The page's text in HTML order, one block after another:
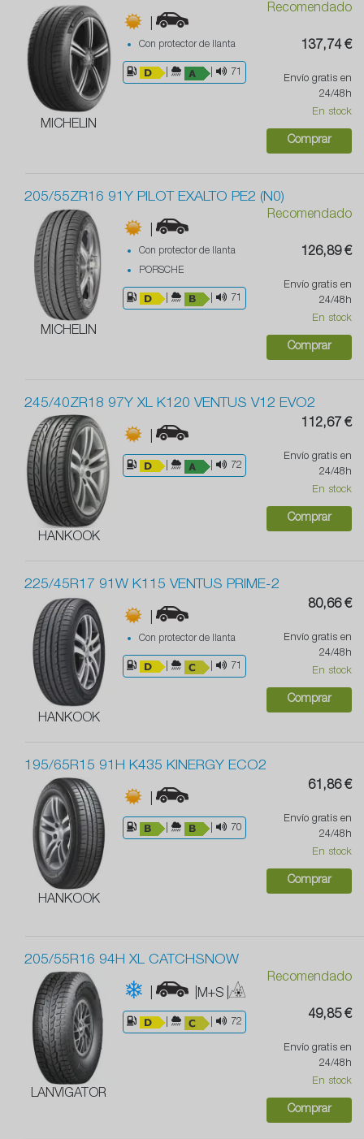
MICHELIN
|
Con protector de llanta
71
Recomendado
137,74 €
Envío gratis en
24/48h
En stock
Comprar
205/55ZR16 91Y PILOT EXALTO PE2 (N0)
MICHELIN
|
Con protector de llanta
PORSCHE
71
Recomendado
126,89 €
Envío gratis en
24/48h
En stock
Comprar
245/40ZR18 97Y XL K120 VENTUS V12 EVO2
HANKOOK
|
72
112,67 €
Envío gratis en
24/48h
En stock
Comprar
225/45R17 91W K115 VENTUS PRIME-2
HANKOOK
|
Con protector de llanta
71
80,66 €
Envío gratis en
24/48h
En stock
Comprar
195/65R15 91H K435 KINERGY ECO2
HANKOOK
|
70
61,86 €
Envío gratis en
24/48h
En stock
Comprar
205/55R16 94H XL CATCHSNOW
LANVIGATOR
| |M+S |
72
Recomendado
49,85 €
Envío gratis en
24/48h
En stock
Comprar